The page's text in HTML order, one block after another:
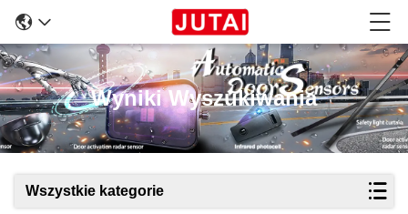
Wyniki Wyszukiwania
Wszystkie kategorie